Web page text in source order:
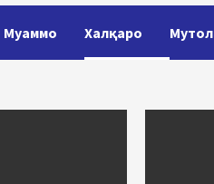
Муаммо Халқаро